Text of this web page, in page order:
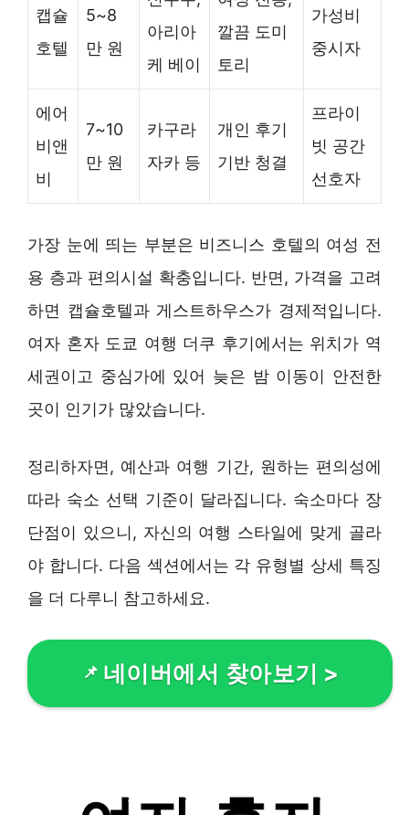
캡슐
호텔
5~8
만 원
아리아
케 베이
깔끔 도미
토리
가성비
중시자
에어
비앤
비
7~10
만 원
카구라
자카 등
개인 후기
기반 청결
프라이
빗 공간
선호자
가장 눈에 띄는 부분은 비즈니스 호텔의 여성 전
용 층과 편의시설 확충입니다. 반면, 가격을 고려
하면 캡슐호텔과 게스트하우스가 경제적입니다.
여자 혼자 도쿄 여행 더쿠 후기에서는 위치가 역
세권이고 중심가에 있어 늦은 밤 이동이 안전한
곳이 인기가 많았습니다.
정리하자면, 예산과 여행 기간, 원하는 편의성에
따라 숙소 선택 기준이 달라집니다. 숙소마다 장
단점이 있으니, 자신의 여행 스타일에 맞게 골라
야 합니다. 다음 섹션에서는 각 유형별 상세 특징
을 더 다루니 참고하세요.
네이버에서 찾아보기 >